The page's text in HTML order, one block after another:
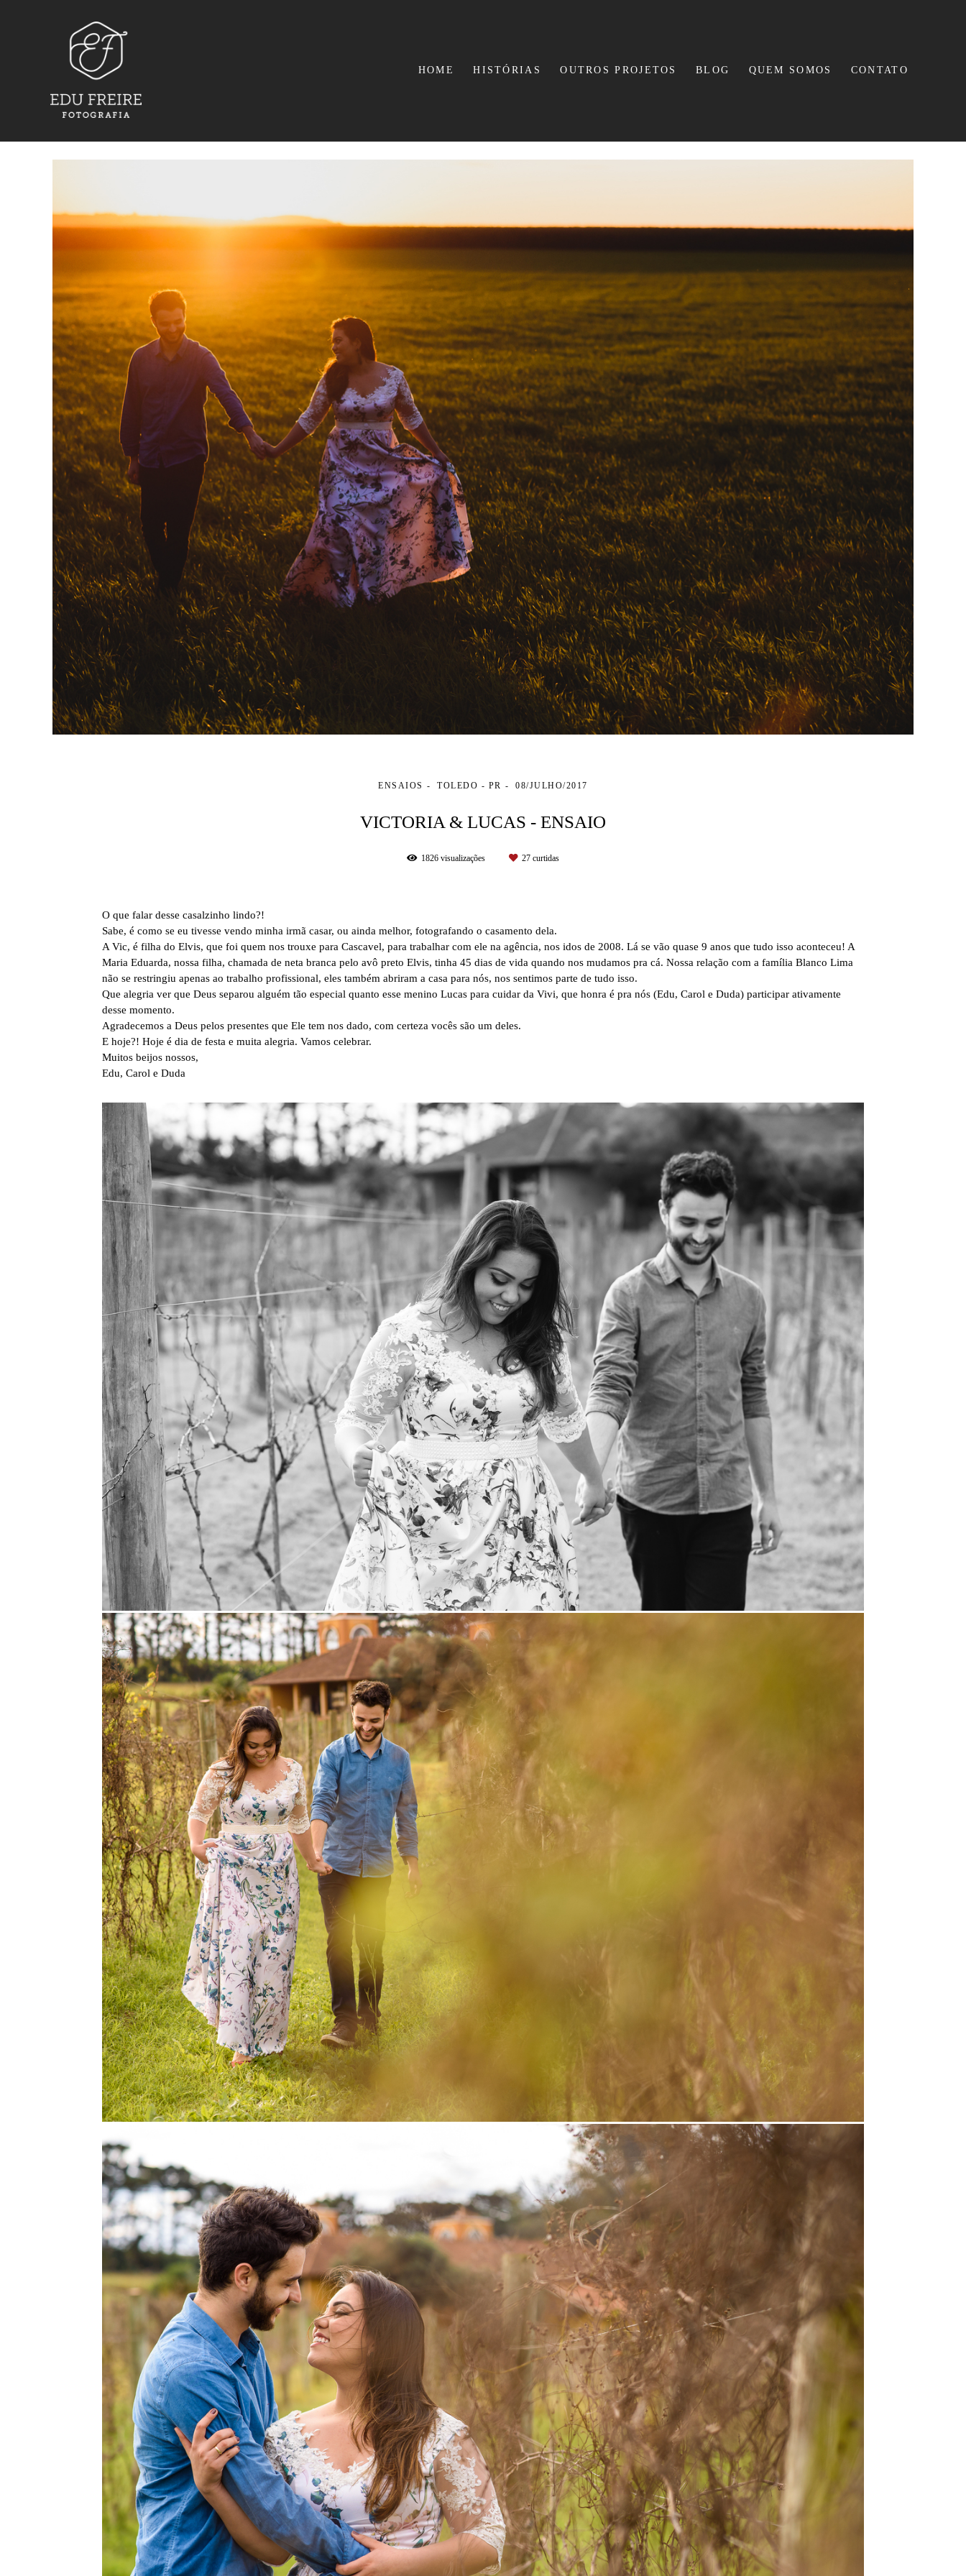
HOME HISTÓRIAS OUTROS PROJETOS BLOG QUEM SOMOS CONTATO
ENSAIOS TOLEDO - PR 08/JULHO/2017
VICTORIA & LUCAS - ENSAIO
1826 visualizações 27 curtidas
O que falar desse casalzinho lindo?!
Sabe, é como se eu tivesse vendo minha irmã casar, ou ainda melhor, fotografando o casamento dela.
A Vic, é filha do Elvis, que foi quem nos trouxe para Cascavel, para trabalhar com ele na agência, nos idos de 2008. Lá se vão quase 9 anos que tudo isso aconteceu! A
Maria Eduarda, nossa filha, chamada de neta branca pelo avô preto Elvis, tinha 45 dias de vida quando nos mudamos pra cá. Nossa relação com a família Blanco Lima
não se restringiu apenas ao trabalho profissional, eles também abriram a casa para nós, nos sentimos parte de tudo isso.
Que alegria ver que Deus separou alguém tão especial quanto esse menino Lucas para cuidar da Vivi, que honra é pra nós (Edu, Carol e Duda) participar ativamente
desse momento.
Agradecemos a Deus pelos presentes que Ele tem nos dado, com certeza vocês são um deles.
E hoje?! Hoje é dia de festa e muita alegria. Vamos celebrar.
Muitos beijos nossos,
Edu, Carol e Duda